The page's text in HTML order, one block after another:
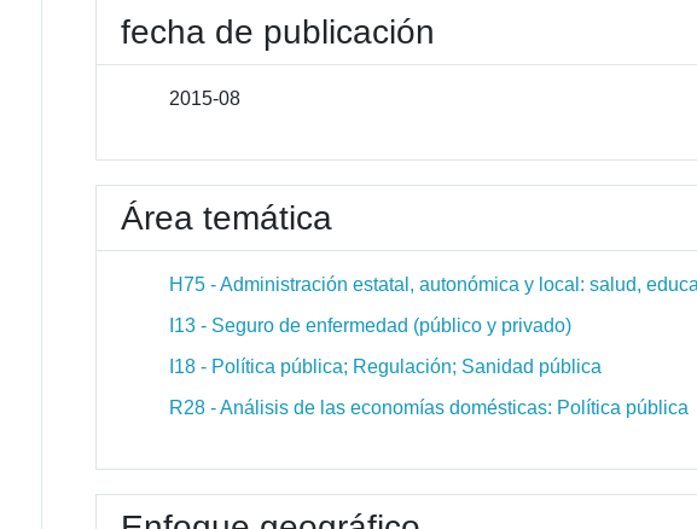
fecha de publicación
2015-08
Área temática
H75 - Administración estatal, autonómica y local: salud,
I13 - Seguro de enfermedad (público y privado)
I18 - Política pública; Regulación; Sanidad pública
R28 - Análisis de las economías domésticas: Política pública